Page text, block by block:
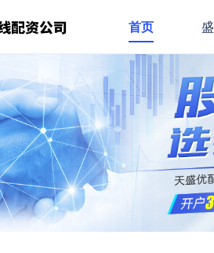
首页